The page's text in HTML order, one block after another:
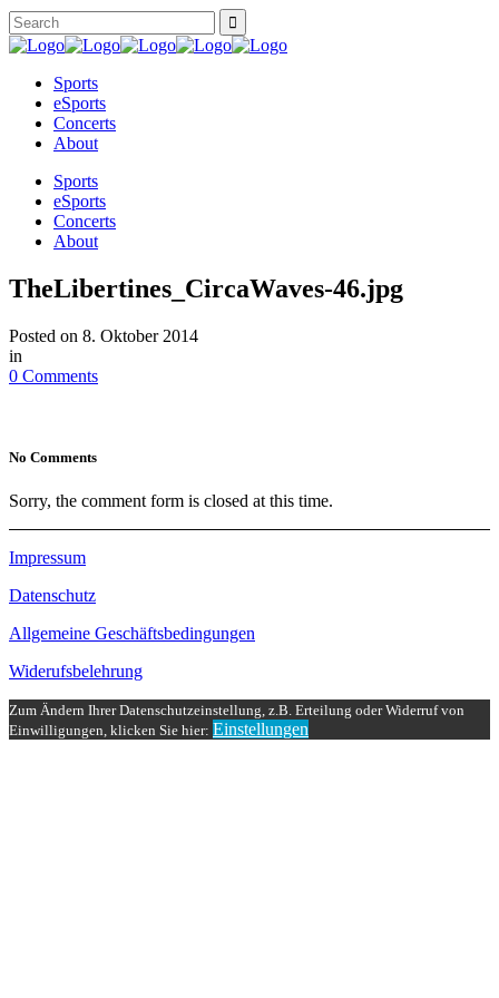
Sports
eSports
Concerts
About
Sports
eSports
Concerts
About
TheLibertines_CircaWaves-46.jpg
Posted on 8. Oktober 2014
in
0 Comments
No Comments
Sorry, the comment form is closed at this time.
Impressum
Datenschutz
Allgemeine Geschäftsbedingungen
Widerufsbelehrung
Zum Ändern Ihrer Datenschutzeinstellung, z.B. Erteilung oder Widerruf von
Einwilligungen, klicken Sie hier: Einstellungen